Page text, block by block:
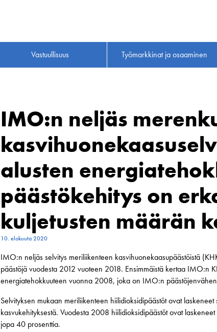
Vastuullisuus Työmarkkinat ja osaaminen
IMO:n neljäs
alusten
päästökehitys on
kuljetusten määrän
10. elokuuta 2020
IMO:n neljäs selvitys meriliikenteen kasvihuonekaasupäästöistä
päästöjä vuodesta 2012 vuoteen 2018. Ensimmäistä kertaa IMO:n
energiatehokkuuteen vuonna 2008, joka on IMO:n
Selvityksen mukaan meriliikenteen hiilidioksidipäästöt ovat
kasvukehityksestä. Vuodesta 2008 hiilidioksidipäästöt ovat
jopa 40 prosenttia.